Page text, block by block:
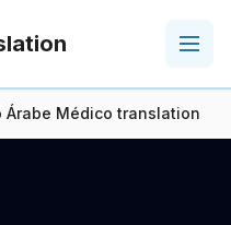
Árabe Médico translation